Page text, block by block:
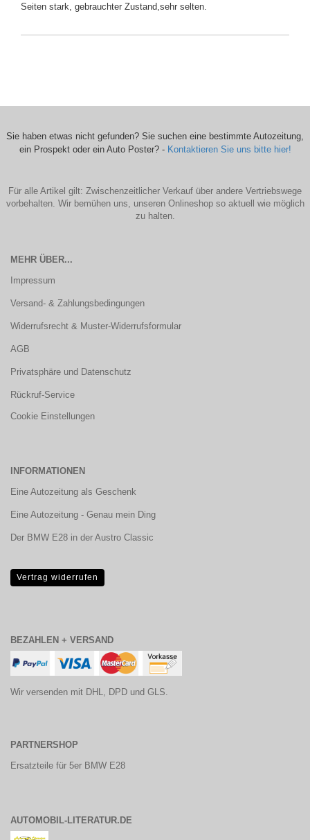
Seiten stark, gebrauchter Zustand,sehr selten.
Sie haben etwas nicht gefunden? Sie suchen eine bestimmte Autozeitung,
ein Prospekt oder ein Auto Poster? - Kontaktieren Sie uns bitte hier!
Für alle Artikel gilt: Zwischenzeitlicher Verkauf über andere Vertriebswege
vorbehalten. Wir bemühen uns, unseren Onlineshop so aktuell wie möglich
zu halten.
MEHR ÜBER...
Impressum
Versand- & Zahlungsbedingungen
Widerrufsrecht & Muster-Widerrufsformular
AGB
Privatsphäre und Datenschutz
Rückruf-Service
Cookie Einstellungen
INFORMATIONEN
Eine Autozeitung als Geschenk
Eine Autozeitung - Genau mein Ding
Der BMW E28 in der Austro Classic
Vertrag widerrufen
BEZAHLEN + VERSAND
Wir versenden mit DHL, DPD und GLS.
PARTNERSHOP
Ersatzteile für 5er BMW E28
AUTOMOBIL-LITERATUR.DE